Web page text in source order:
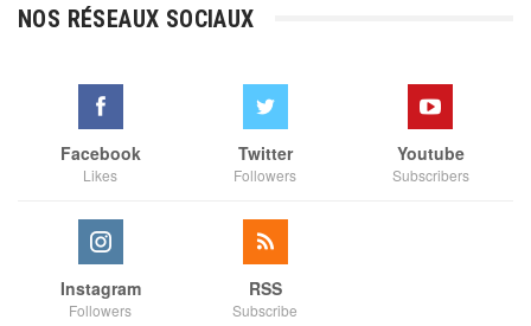
à
NOS RÉSEAUX SOCIAUX
Facebook
Likes
Twitter
Followers
Youtube
Subscribers
Instagram
Followers
RSS
Subscribe